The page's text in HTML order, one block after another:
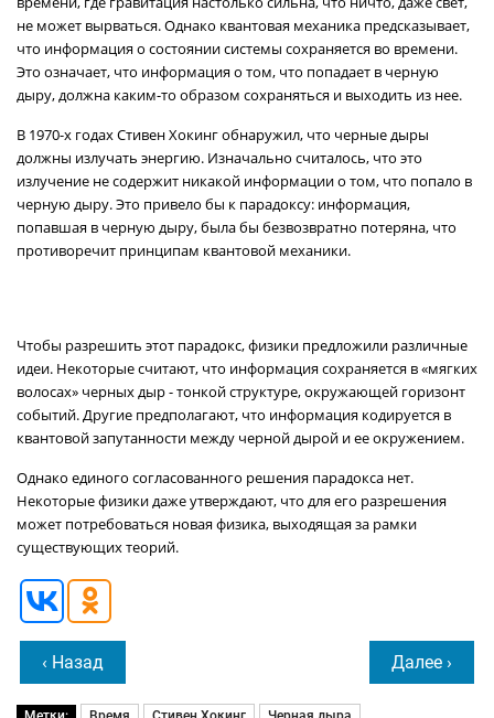
не может вырваться. Однако квантовая механика предсказывает,
что информация о состоянии системы сохраняется во времени.
Это означает, что информация о том, что попадает в черную
дыру, должна каким-то образом сохраняться и выходить из нее.
В 1970-х годах Стивен Хокинг обнаружил, что черные дыры
должны излучать энергию. Изначально считалось, что это
излучение не содержит никакой информации о том, что попало в
черную дыру. Это привело бы к парадоксу: информация,
попавшая в черную дыру, была бы безвозвратно потеряна, что
противоречит принципам квантовой механики.
Чтобы разрешить этот парадокс, физики предложили различные
идеи. Некоторые считают, что информация сохраняется в «мягких
волосах» черных дыр - тонкой структуре, окружающей горизонт
событий. Другие предполагают, что информация кодируется в
квантовой запутанности между черной дырой и ее окружением.
Однако единого согласованного решения парадокса нет.
Некоторые физики даже утверждают, что для его разрешения
может потребоваться новая физика, выходящая за рамки
существующих теорий.
‹ Назад Далее ›